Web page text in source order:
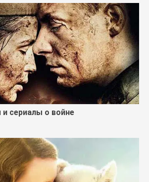
сериалы о войне